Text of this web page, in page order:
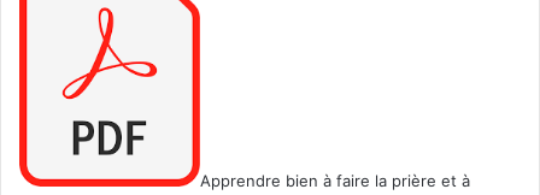
Apprendre bien à faire la prière et à